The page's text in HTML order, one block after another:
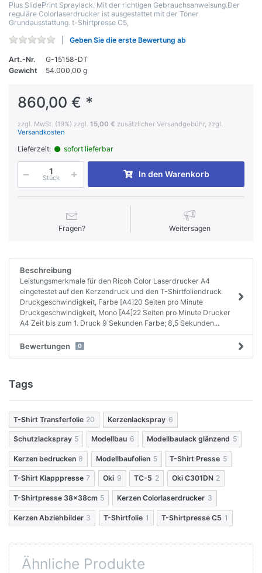
Plus SlidePrint Spraylack. Mit der richtigen Gebrauchsanweisung.Der
reguläre Colorlaserdrucker ist ausgestattet mit der Toner
Grundausstattung. t-Shirtpresse C5,
Geben Sie die erste Bewertung ab
Art.-Nr.
G-15158-DT
Gewicht
54.000,00 g
860,00 € *
zzgl. MwSt. (19%) zzgl. 15,00 € zusätzlicher Versandgebühr, zzgl.
Versandkosten
Lieferzeit: sofort lieferbar
Stück In den Warenkorb
Fragen? Weitersagen
Beschreibung
Leistungsmerkmale für den Ricoh Color Laserdrucker A4
eingetestet auf den Kerzendruck und den T-Shirtfoliendruck
Druckgeschwindigkeit, Farbe [A4]20 Seiten pro Minute
Druckgeschwindigkeit, Mono [A4]22 Seiten pro Minute Drucker
A4 Zeit bis zum 1. Druck 9 Sekunden Farbe; 8,5 Sekunden...
Bewertungen 0
Tags
T-Shirt Transferfolie 20 Kerzenlackspray 6
Schutzlackspray 5 Modellbau 6 Modellbaulack glänzend 5
Kerzen bedrucken 8 Modellbaufolien 5 T-Shirt Presse 5
T-Shirt Klapppresse 7 Oki 9 TC-5 2 Oki C301DN 2
T-Shirtpresse 38x38cm 5 Kerzen Colorlaserdrucker 3
Kerzen Abziehbilder 3 T-Shirtfolie 1 T-Shirtpresse C5 1
Ähnliche Produkte